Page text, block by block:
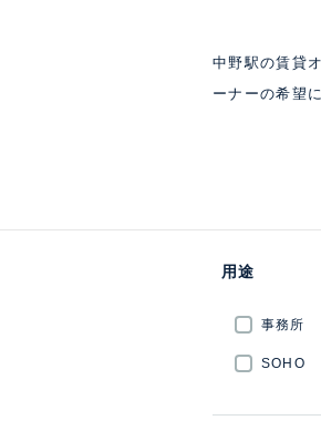
中野駅の賃貸
ーナーの希望
用途
事務所
SOHO